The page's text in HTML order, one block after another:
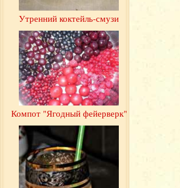
Утренний коктейль-смузи
Компот "Ягодный фейерверк"